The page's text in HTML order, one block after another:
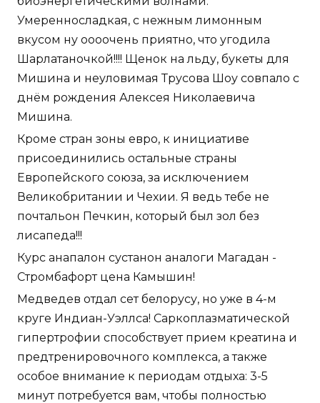
Умеренносладкая, с нежным лимонным
вкусом ну оооочень приятно, что угодила
Шарлатаночкой!!!! Щенок на льду, букеты для
Мишина и неуловимая Трусова Шоу совпало с
днём рождения Алексея Николаевича
Мишина.
Кроме стран зоны евро, к инициативе
присоединились остальные страны
Европейского союза, за исключением
Великобритании и Чехии. Я ведь тебе не
почтальон Печкин, который был зол без
лисапеда!!!
Курс анапалон сустанон аналоги Магадан -
Стромбафорт цена Камышин!
Медведев отдал сет белорусу, но уже в 4-м
круге Индиан-Уэллса! Саркоплазматической
гипертрофии способствует прием креатина и
предтренировочного комплекса, а также
особое внимание к периодам отдыха: 3-5
минут потребуется вам, чтобы полностью